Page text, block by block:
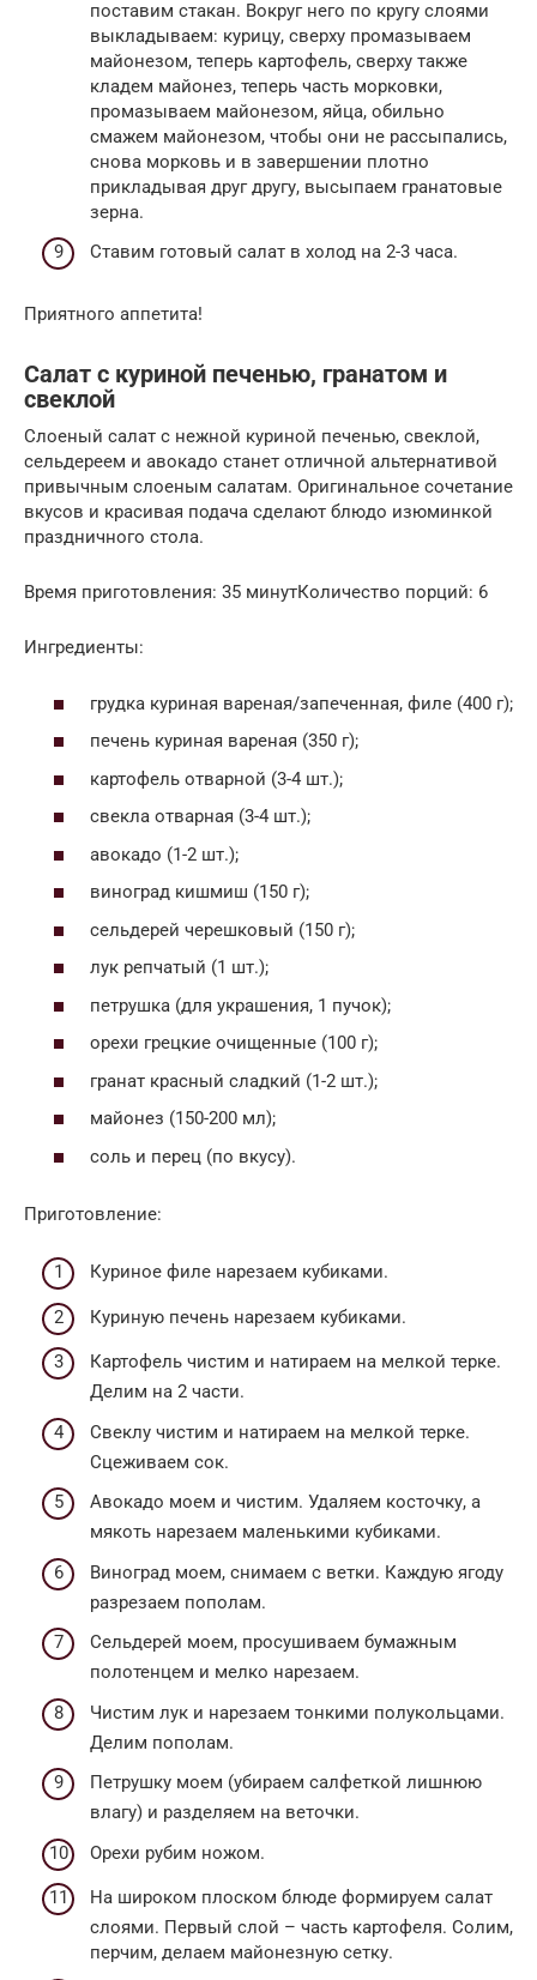
поставим стакан. Вокруг него по кругу слоями
выкладываем: курицу, сверху промазываем
майонезом, теперь картофель, сверху также
кладем майонез, теперь часть морковки,
промазываем майонезом, яйца, обильно
смажем майонезом, чтобы они не рассыпались,
снова морковь и в завершении плотно
прикладывая друг другу, высыпаем гранатовые
зерна.
Ставим готовый салат в холод на 2-3 часа.
Приятного аппетита!
Салат с куриной печенью, гранатом и
свеклой
Слоеный салат с нежной куриной печенью, свеклой,
сельдереем и авокадо станет отличной альтернативой
привычным слоеным салатам. Оригинальное сочетание
вкусов и красивая подача сделают блюдо изюминкой
праздничного стола.
Время приготовления: 35 минутКоличество порций: 6
Ингредиенты:
грудка куриная вареная/запеченная, филе (400 г);
печень куриная вареная (350 г);
картофель отварной (3-4 шт.);
свекла отварная (3-4 шт.);
авокадо (1-2 шт.);
виноград кишмиш (150 г);
сельдерей черешковый (150 г);
лук репчатый (1 шт.);
петрушка (для украшения, 1 пучок);
орехи грецкие очищенные (100 г);
гранат красный сладкий (1-2 шт.);
майонез (150-200 мл);
соль и перец (по вкусу).
Приготовление:
Куриное филе нарезаем кубиками.
Куриную печень нарезаем кубиками.
Картофель чистим и натираем на мелкой терке.
Делим на 2 части.
Свеклу чистим и натираем на мелкой терке.
Сцеживаем сок.
Авокадо моем и чистим. Удаляем косточку, а
мякоть нарезаем маленькими кубиками.
Виноград моем, снимаем с ветки. Каждую ягоду
разрезаем пополам.
Сельдерей моем, просушиваем бумажным
полотенцем и мелко нарезаем.
Чистим лук и нарезаем тонкими полукольцами.
Делим пополам.
Петрушку моем (убираем салфеткой лишнюю
влагу) и разделяем на веточки.
Орехи рубим ножом.
На широком плоском блюде формируем салат
слоями. Первый слой – часть картофеля. Солим,
перчим, делаем майонезную сетку.